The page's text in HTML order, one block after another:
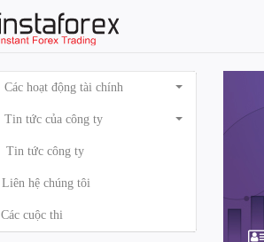
Các hoạt động tài chính
Tin tức của công ty
Tin tức công ty
Liên hệ chúng tôi
Các cuộc thi